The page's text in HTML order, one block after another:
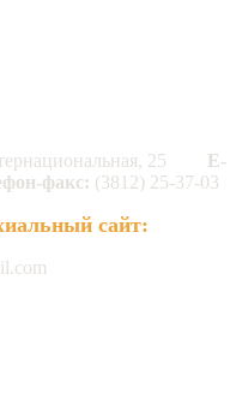
25
E-
факс: (3812) 25-37-03
сайт: